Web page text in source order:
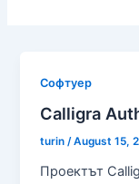
Софтуер
Calligra
turin/August 15,
Проектът